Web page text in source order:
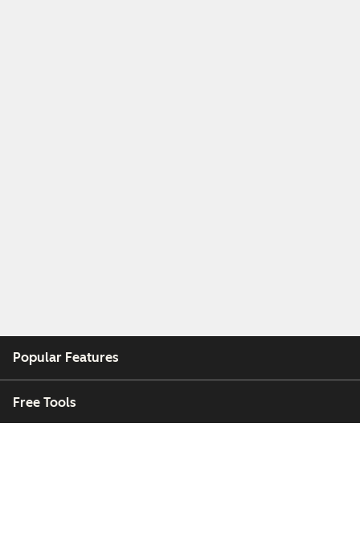
Popular Features
Free Tools